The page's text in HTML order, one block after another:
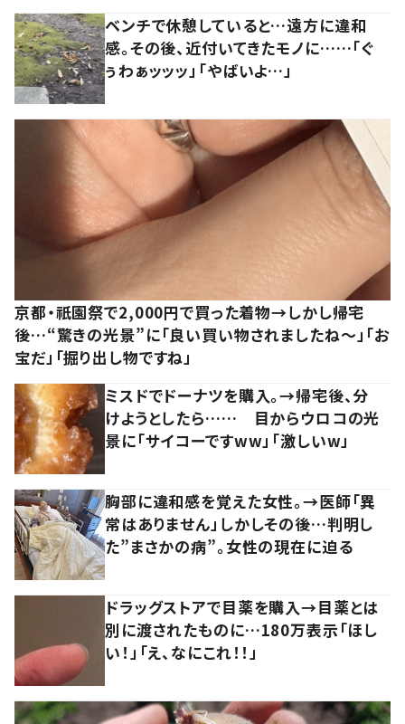
ベンチで休憩していると…遠方に違和
感。その後、近付いてきたモノに……「ぐ
ぅわぁッッッ」「やばいよ…」
京都・祇園祭で2,000円で買った着物→しかし帰宅
後…“驚きの光景”に「良い買い物されましたね～」「お
宝だ」「掘り出し物ですね」
ミスドでドーナツを購入。→帰宅後、分
けようとしたら…… 目からウロコの光
景に「サイコーですww」「激しいw」
胸部に違和感を覚えた女性。→医師「異
常はありません」しかしその後…判明し
た”まさかの病”。女性の現在に迫る
ドラッグストアで目薬を購入→目薬とは
別に渡されたものに…180万表示「ほし
い！」「え、なにこれ！！」